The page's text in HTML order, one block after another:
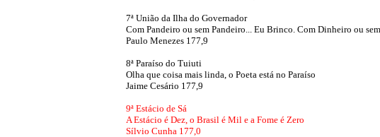
7ª União da Ilha do Governador
Com Pandeiro ou sem Pandeiro... Eu Brinco. Com Dinheiro ou
Paulo Menezes 177,9
8ª Paraíso do Tuiuti
Olha que coisa mais linda, o Poeta está no Paraíso
Jaime Cesário 177,9
9ª Estácio de Sá
A Estácio é Dez, o Brasil é Mil e a Fome é Zero
Sílvio Cunha 177,0